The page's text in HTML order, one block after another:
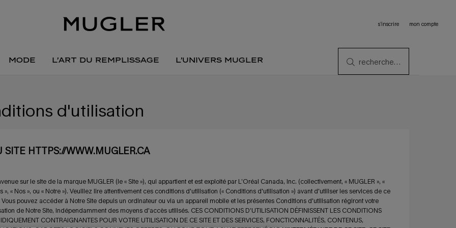
s’inscrire mon compte
mode l’art du remplissage l’univers mugler recherche…
d'utilisation
SITE HTTPS://WWW.MUGLER.CA
sur le site de la marque MUGLER (le « Site »), qui appartient et est exploité par L’Oréal Canada, Inc. (collectivement, « MUGLER », «
», « Nos », ou « Notre »). Veuillez lire attentivement ces conditions d'utilisation (« Conditions d'utilisation ») avant d'utiliser les services de ce
Vous pouvez accéder à Notre Site depuis un ordinateur ou via un appareil mobile et les présentes Conditions d'utilisation régiront votre
de Notre Site, indépendamment des moyens d'accès utilisés. CES CONDITIONS D’UTILISATION DÉFINISSENT LES CONDITIONS
CONTRAIGNANTES POUR VOTRE UTILISATION DE CE SITE ET DES SERVICES, FONCTIONNALITÉS, CONTENUS,